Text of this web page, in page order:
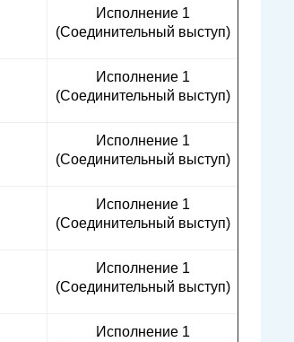
Исполнение 1
(Соединительный выступ)
Исполнение 1
(Соединительный выступ)
Исполнение 1
(Соединительный выступ)
Исполнение 1
(Соединительный выступ)
Исполнение 1
(Соединительный выступ)
Исполнение 1